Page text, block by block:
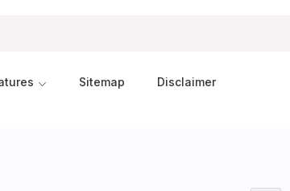
Sitemap Disclaimer